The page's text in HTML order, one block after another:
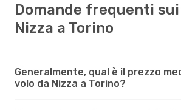
Domande frequenti
Nizza a Torino
Generalmente, qual è il prezzo
volo da Nizza a Torino?